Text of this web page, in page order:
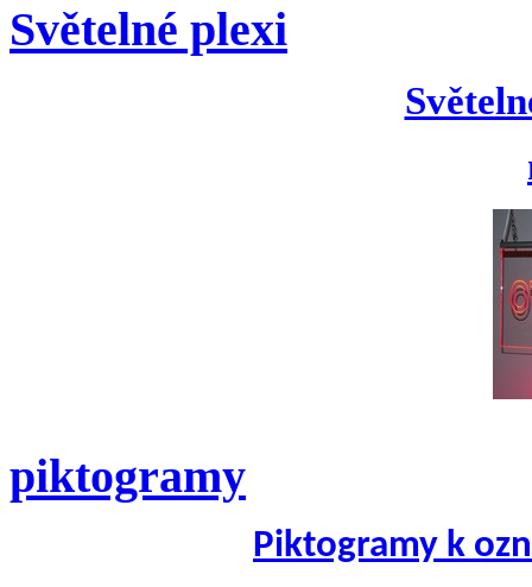
Světelné plexi
piktogramy
Piktogramy k